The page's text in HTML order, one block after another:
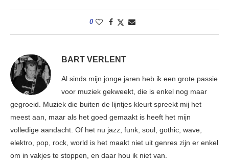
0
BART VERLENT
Al sinds mijn jonge jaren heb ik een grote passie
voor muziek gekweekt, die is enkel nog maar
gegroeid. Muziek die buiten de lijntjes kleurt spreekt mij het
meest aan, maar als het goed gemaakt is heeft het mijn
volledige aandacht. Of het nu jazz, funk, soul, gothic, wave,
elektro, pop, rock, world is het maakt niet uit genres zijn er enkel
om in vakjes te stoppen, en daar hou ik niet van.